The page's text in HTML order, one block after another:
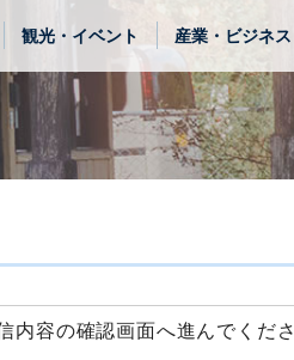
観光・イベント 産業・ビジネス
内容の確認画面へ進んでくださ